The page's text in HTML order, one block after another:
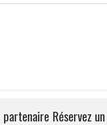
Réservez